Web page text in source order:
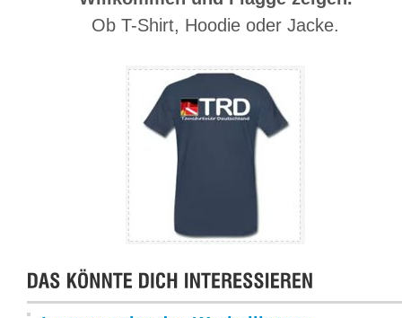
Ob T-Shirt, Hoodie oder Jacke.